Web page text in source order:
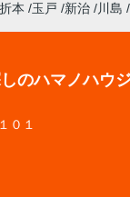
折本 玉戸 新治 川島
のハマノハウ
０１